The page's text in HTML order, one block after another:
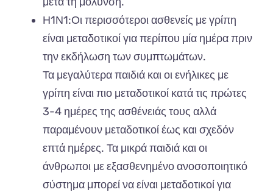
Η1Ν1:Οι περισσότεροι ασθενείς με γρίπη
είναι μεταδοτικοί για περίπου μία ημέρα πριν
την εκδήλωση των συμπτωμάτων.
Τα μεγαλύτερα παιδιά και οι ενήλικες με
γρίπη είναι πιο μεταδοτικοί κατά τις πρώτες
3-4 ημέρες της ασθένειάς τους αλλά
παραμένουν μεταδοτικοί έως και σχεδόν
επτά ημέρες. Τα μικρά παιδιά και οι
άνθρωποι με εξασθενημένο ανοσοποιητικό
σύστημα μπορεί να είναι μεταδοτικοί για